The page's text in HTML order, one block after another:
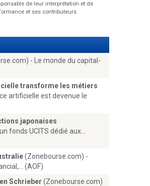
de leur interprétation et de
et ses contributeurs
- Le monde du capital-
transforme les métiers
artificielle est devenue le
japonaises
fonds UCITS dédié aux...
(Zonebourse.com) -
(AOF)
Schrieber (Zonebourse.com)